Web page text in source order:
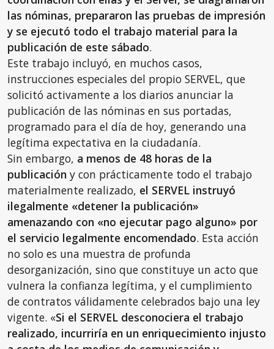
las nóminas, prepararon las pruebas de impresión
y se ejecutó todo el trabajo material para la
publicación de este sábado.
Este trabajo incluyó, en muchos casos,
instrucciones especiales del propio SERVEL, que
solicitó activamente a los diarios anunciar la
publicación de las nóminas en sus portadas,
programado para el día de hoy, generando una
legítima expectativa en la ciudadanía.
Sin embargo, a menos de 48 horas de la
publicación y con prácticamente todo el trabajo
materialmente realizado, el SERVEL instruyó
ilegalmente «detener la publicación»
amenazando con «no ejecutar pago alguno» por
el servicio legalmente encomendado. Esta acción
no solo es una muestra de profunda
desorganización, sino que constituye un acto que
vulnera la confianza legítima, y el cumplimiento
de contratos válidamente celebrados bajo una ley
vigente. «Si el SERVEL desconociera el trabajo
realizado, incurriría en un enriquecimiento injusto